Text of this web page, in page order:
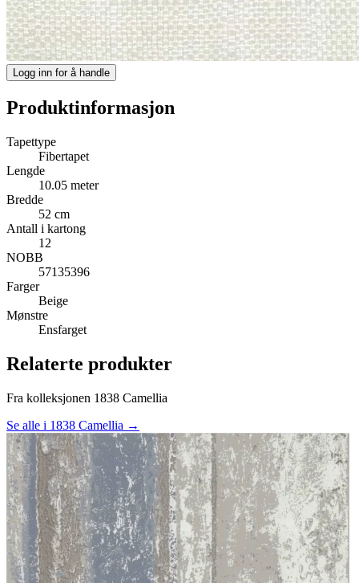
Logg inn for å handle
Produktinformasjon
Tapettype
Fibertapet
Lengde
10.05 meter
Bredde
52 cm
Antall i kartong
12
NOBB
57135396
Farger
Beige
Mønstre
Ensfarget
Relaterte produkter
Fra kolleksjonen 1838 Camellia
Se alle i 1838 Camellia →